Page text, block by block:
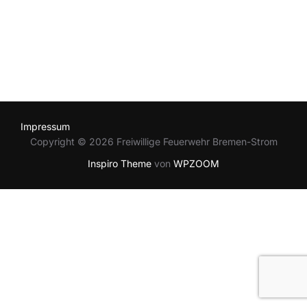
Impressum
Copyright © 2026 Freiwillige Feuerwehr Bremen-Strom
Inspiro Theme von WPZOOM